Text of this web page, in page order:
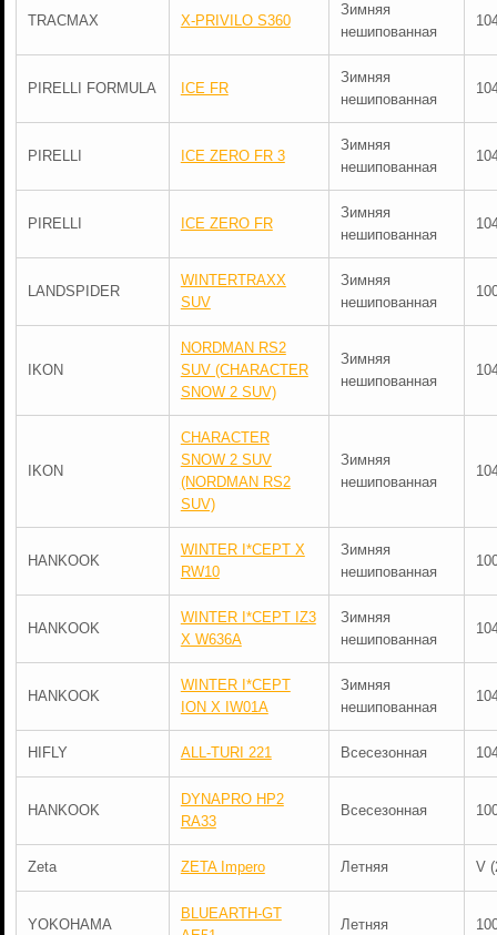
TRACMAX X-PRIVILO S360
Зимняя
нешипованная
PIRELLI FORMULA ICE FR
Зимняя
нешипованная
PIRELLI ICE ZERO FR 3
Зимняя
нешипованная
PIRELLI ICE ZERO FR
Зимняя
нешипованная
LANDSPIDER
WINTERTRAXX
SUV
Зимняя
нешипованная
IKON
NORDMAN RS2
SUV (CHARACTER
SNOW 2 SUV)
Зимняя
нешипованная
IKON
CHARACTER
SNOW 2 SUV
(NORDMAN RS2
SUV)
Зимняя
нешипованная
HANKOOK
WINTER I*CEPT X
RW10
Зимняя
нешипованная
HANKOOK
WINTER I*CEPT IZ3
X W636A
Зимняя
нешипованная
HANKOOK
WINTER I*CEPT
ION X IW01A
Зимняя
нешипованная
HIFLY ALL-TURI 221 Всесезонная
HANKOOK
DYNAPRO HP2
RA33
Всесезонная
Zeta ZETA Impero Летняя V
YOKOHAMA
BLUEARTH-GT
Летняя